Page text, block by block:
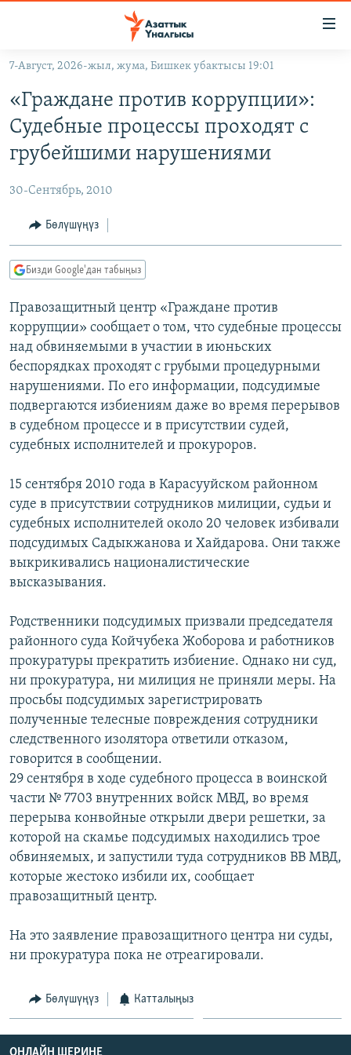
Навигацияга
өтүңүз
Издөөгө
салыңыз
КЫРГЫЗСТАН
КЫРГЫЗСТАН
САЯСАТ
ЭКОНОМИКА
МАДАНИЯТ
ДҮЙНӨ
ДҮЙНӨ
БОРБОР АЗИЯ
УКРАИНА
АТАЙЫН ИЛИКТӨӨ
ТВ ПРОГРАММАЛАР
ЭКСПЕРТТЕР ТАЛДАЙТ
БИЗ ЖАНА ДҮЙНӨ
ДАНИСТЕ
ЭЖЕ-СИҢДИЛЕР
АЗАТТЫК+
ЫҢГАЙСЫЗ СУРООЛОР
ӨЗГӨЧӨ ПИКИР
Русский
ОНЛАЙН ШЕРИНЕ
7-Август, 2026-жыл, жума, Бишкек убактысы 19:01
«Граждане против коррупции»:
Судебные процессы проходят с
грубейшими нарушениями
30-Сентябрь, 2010
Бөлүшүңүз
Бизди Google'дан табыңыз
Правозащитный центр «Граждане против
коррупции» сообщает о том, что судебные процессы
над обвиняемыми в участии в июньских
беспорядках проходят с грубыми процедурными
нарушениями. По его информации, подсудимые
подвергаются избиениям даже во время перерывов
в судебном процессе и в присутствии судей,
судебных исполнителей и прокуроров.
15 сентября 2010 года в Карасууйском районном
суде в присутствии сотрудников милиции, судьи и
судебных исполнителей около 20 человек избивали
подсудимых Садыкжанова и Хайдарова. Они также
выкрикивались националистические
высказывания.
Родственники подсудимых призвали председателя
районного суда Койчубека Жоборова и работников
прокуратуры прекратить избиение. Однако ни суд,
ни прокуратура, ни милиция не приняли меры. На
просьбы подсудимых зарегистрировать
полученные телесные повреждения сотрудники
следственного изолятора ответили отказом,
говорится в сообщении.
29 сентября в ходе судебного процесса в воинской
части № 7703 внутренних войск МВД, во время
перерыва конвойные открыли двери решетки, за
которой на скамье подсудимых находились трое
обвиняемых, и запустили туда сотрудников ВВ МВД,
которые жестоко избили их, сообщает
правозащитный центр.
На это заявление правозащитного центра ни суды,
ни прокуратура пока не отреагировали.
Бөлүшүңүз Катталыңыз